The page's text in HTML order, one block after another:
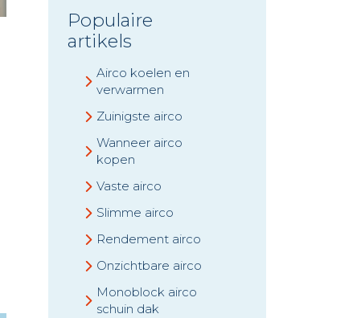
Populaire
artikels
Airco koelen en
verwarmen
Zuinigste airco
Wanneer airco
kopen
Vaste airco
Slimme airco
Rendement airco
Onzichtbare airco
Monoblock airco
schuin dak